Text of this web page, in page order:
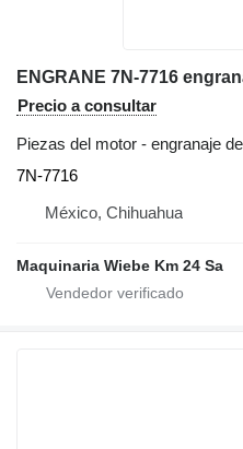
Precio a consultar
Piezas del motor - engranaje
7N-7716
México, Chihuahua
Maquinaria Wiebe Km 24 Sa